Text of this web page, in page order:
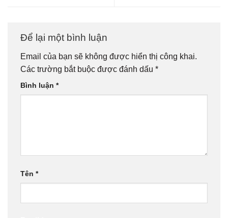
Để lại một bình luận
Email của bạn sẽ không được hiển thị công khai.
Các trường bắt buộc được đánh dấu *
Bình luận *
Tên *